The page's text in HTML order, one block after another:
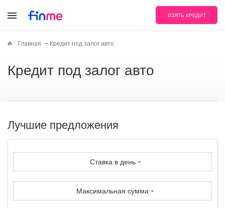
ВЗЯТЬ КРЕДИТ
Главная Кредит под залог авто
Кредит под залог авто
Лучшие предложения
Ставка в день
Максимальная сумма